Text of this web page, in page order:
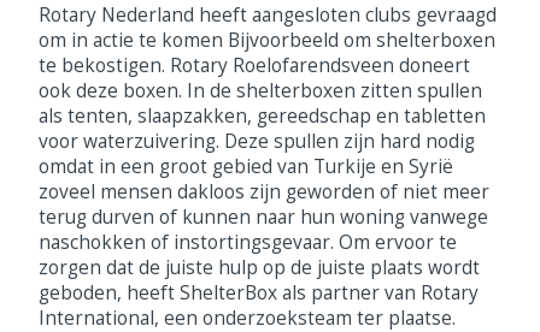
Rotary Nederland heeft aangesloten clubs gevraagd
om in actie te komen Bijvoorbeeld om shelterboxen
te bekostigen. Rotary Roelofarendsveen doneert
ook deze boxen. In de shelterboxen zitten spullen
als tenten, slaapzakken, gereedschap en tabletten
voor waterzuivering. Deze spullen zijn hard nodig
omdat in een groot gebied van Turkije en Syrië
zoveel mensen dakloos zijn geworden of niet meer
terug durven of kunnen naar hun woning vanwege
naschokken of instortingsgevaar. Om ervoor te
zorgen dat de juiste hulp op de juiste plaats wordt
geboden, heeft ShelterBox als partner van Rotary
International, een onderzoeksteam ter plaatse.